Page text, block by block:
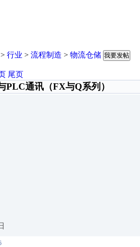
行业 > 流程制造 > 物流仓储 我要发帖
尾页
PLC通讯（FX与Q系列）